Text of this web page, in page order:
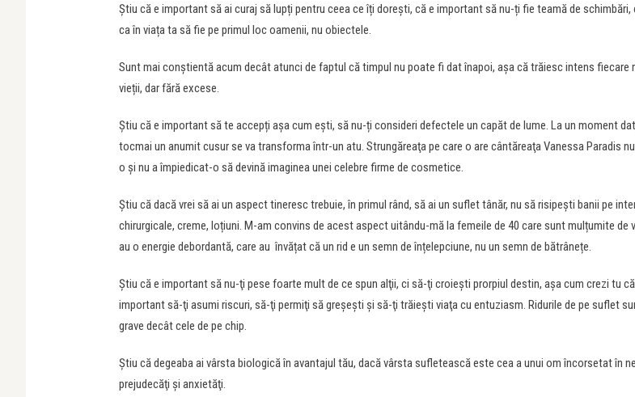
Știu că e important să ai curaj să lupți pentru ceea ce îți dorești, că e important să nu-ți fie teamă de
ca în viața ta să fie pe primul loc oamenii, nu obiectele.
Sunt mai conştientă acum decât atunci de faptul că timpul nu poate fi dat înapoi, așa că trăiesc intens fiecare
vieții, dar fără excese.
Știu că e important să te accepți așa cum ești, să nu-ți consideri defectele un capăt de lume. La un moment
tocmai un anumit cusur se va transforma într-un atu. Strungăreaţa pe care o are cântăreaţa Vanessa Paradis
o şi nu a împiedicat-o să devină imaginea unei celebre firme de cosmetice.
Știu că dacă vrei să ai un aspect tineresc trebuie, în primul rând, să ai un suflet tânăr, nu să risipești banii pe
chirurgicale, creme, loțiuni. M-am convins de acest aspect uitându-mă la femeile de 40 care sunt mulțumite de
au o energie debordantă, care au învățat că un rid e un semn de înțelepciune, nu un semn de bătrânețe.
Ştiu că e important să nu-ţi pese foarte mult de ce spun alţii, ci să-ţi croieşti prorpiul destin, aşa cum crezi tu că
important să-ţi asumi riscuri, să-ţi permiţi să greşeşti şi să-ţi trăieşti viaţa cu entuziasm. Ridurile de pe suflet
grave decât cele de pe chip.
Ştiu că degeaba ai vârsta biologică în avantajul tău, dacă vârsta sufletească este cea a unui om încorsetat în
prejudecăţi şi anxietăţi.